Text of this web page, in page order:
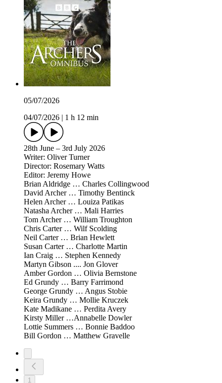
05/07/2026
04/07/2026
1 h 12 min
28th June – 3rd July 2026
Writer: Oliver Turner
Director: Rosemary Watts
Editor: Jeremy Howe
Brian Aldridge … Charles Collingwood
David Archer … Timothy Bentinck
Helen Archer … Louiza Patikas
Natasha Archer … Mali Harries
Tom Archer … William Troughton
Chris Carter … Wilf Scolding
Neil Carter … Brian Hewlett
Susan Carter … Charlotte Martin
Ian Craig … Stephen Kennedy
Martyn Gibson .... Jon Glover
Amber Gordon … Olivia Bernstone
Ed Grundy … Barry Farrimond
George Grundy … Angus Stobie
Keira Grundy … Mollie Kruczek
Kate Madikane … Perdita Avery
Kirsty Miller …Annabelle Dowler
Lottie Summers … Bonnie Baddoo
Bill Gordon … Matthew Gravelle
1